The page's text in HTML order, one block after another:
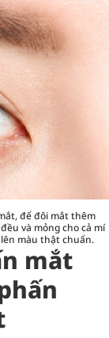
để đôi mắt thêm
và mỏng cho cả mí
màu thật chuẩn.
mắt